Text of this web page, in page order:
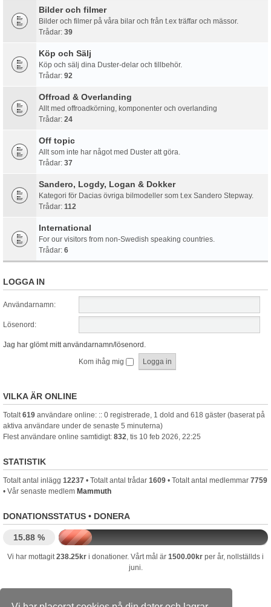
Bilder och filmer
Bilder och filmer på våra bilar och från t.ex träffar och mässor.
Trådar: 39
Köp och Sälj
Köp och sälj dina Duster-delar och tillbehör.
Trådar: 92
Offroad & Overlanding
Allt med offroadkörning, komponenter och overlanding
Trådar: 24
Off topic
Allt som inte har något med Duster att göra.
Trådar: 37
Sandero, Logdy, Logan & Dokker
Kategori för Dacias övriga bilmodeller som t.ex Sandero Stepway.
Trådar: 112
International
For our visitors from non-Swedish speaking countries.
Trådar: 6
LOGGA IN
Användarnamn:
Lösenord:
Jag har glömt mitt användarnamn/lösenord.
Kom ihåg mig
VILKA ÄR ONLINE
Totalt619 användare online: :: 0 registrerade, 1 dold and 618 gäster (baserat på
aktiva användare under de senaste 5 minuterna)
Flest användare online samtidigt: 832, tis 10 feb 2026, 22:25
STATISTIK
Totalt antal inlägg 12237 • Totalt antal trådar 1609 • Totalt antal medlemmar 7759
• Vår senaste medlem Mammuth
DONATIONSSTATUS • DONERA
15.88 %
Vi har mottagit238.25kr i donationer. Vårt mål är 1500.00kr per år, nollställds i
juni.